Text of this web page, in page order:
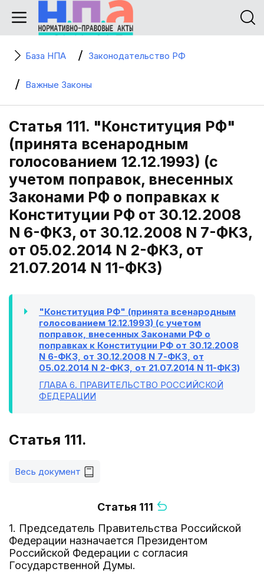
База НПА Законодательство РФ
Важные Законы
Статья 111. "Конституция РФ"
(принята всенародным
голосованием 12.12.1993) (с
учетом поправок, внесенных
Законами РФ о поправках к
Конституции РФ от 30.12.2008
N 6-ФКЗ, от 30.12.2008 N 7-ФКЗ,
от 05.02.2014 N 2-ФКЗ, от
21.07.2014 N 11-ФКЗ)
"Конституция РФ" (принята всенародным
голосованием 12.12.1993) (с учетом
поправок, внесенных Законами РФ о
поправках к Конституции РФ от 30.12.2008
N 6-ФКЗ, от 30.12.2008 N 7-ФКЗ, от
05.02.2014 N 2-ФКЗ, от 21.07.2014 N 11-ФКЗ)
ГЛАВА 6. ПРАВИТЕЛЬСТВО РОССИЙСКОЙ
ФЕДЕРАЦИИ
Статья 111.
Весь документ
Статья 111
1. Председатель Правительства Российской
Федерации назначается Президентом
Российской Федерации с согласия
Государственной Думы.